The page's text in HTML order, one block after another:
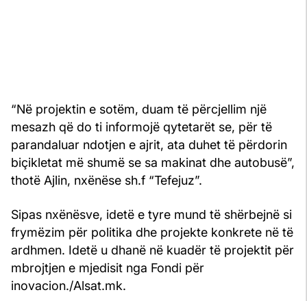
“Në projektin e sotëm, duam të përcjellim një
mesazh që do ti informojë qytetarët se, për të
parandaluar ndotjen e ajrit, ata duhet të përdorin
biçikletat më shumë se sa makinat dhe autobusë”,
thotë Ajlin, nxënëse sh.f “Tefejuz”.
Sipas nxënësve, idetë e tyre mund të shërbejnë si
frymëzim për politika dhe projekte konkrete në të
ardhmen. Idetë u dhanë në kuadër të projektit për
mbrojtjen e mjedisit nga Fondi për
inovacion./Alsat.mk.